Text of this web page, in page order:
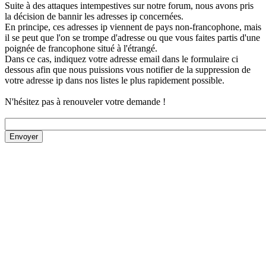
Suite à des attaques intempestives sur notre forum, nous avons pris
la décision de bannir les adresses ip concernées.
En principe, ces adresses ip viennent de pays non-francophone, mais
il se peut que l'on se trompe d'adresse ou que vous faites partis d'une
poignée de francophone situé à l'étrangé.
Dans ce cas, indiquez votre adresse email dans le formulaire ci
dessous afin que nous puissions vous notifier de la suppression de
votre adresse ip dans nos listes le plus rapidement possible.
N'hésitez pas à renouveler votre demande !